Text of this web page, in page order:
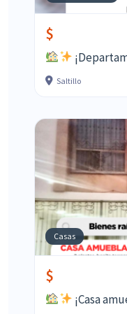
$
Saltillo
Casas
$
¡Casa